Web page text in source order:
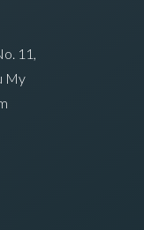
11,
My